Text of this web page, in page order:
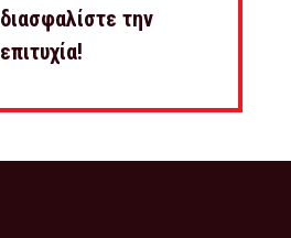
διασφαλίστε την
επιτυχία!